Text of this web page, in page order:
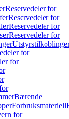
Reservedeler for
Reservedeler for
Reservedeler for
Reservedeler for
Utstyrstilkoblinger
for
for
Bærende
Forbruksmateriell
for